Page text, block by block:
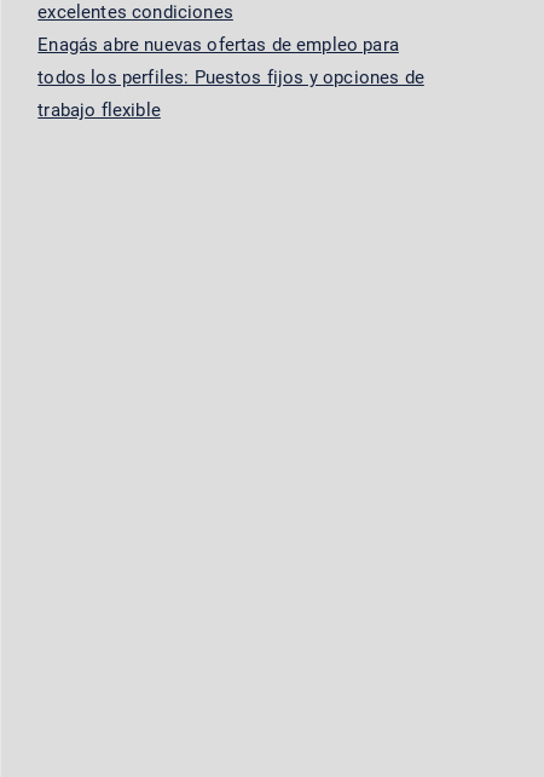
excelentes condiciones
Enagás abre nuevas ofertas de empleo para
todos los perfiles: Puestos fijos y opciones de
trabajo flexible